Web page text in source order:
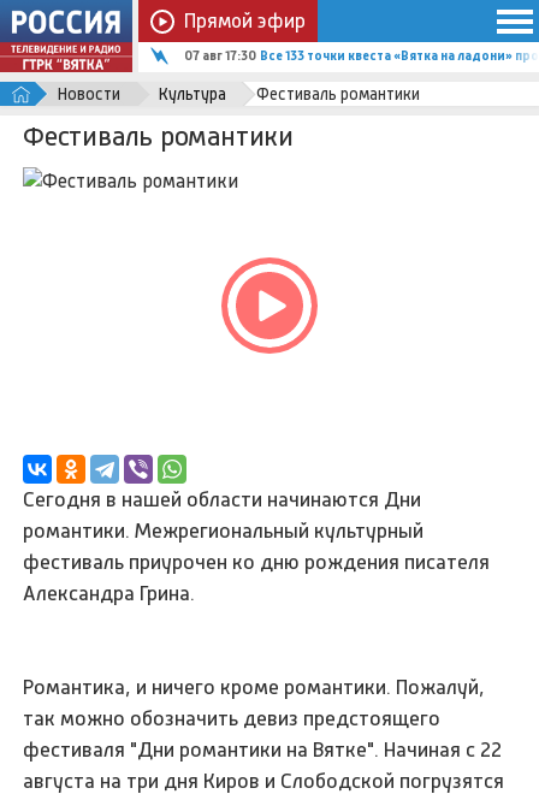
Прямой эфир
07 авг 17:30 Все 133 точки квеста «Вятка на ладони»
Новости Культура Фестиваль романтики
Фестиваль романтики
Сегодня в нашей области начинаются Дни
романтики. Межрегиональный культурный
фестиваль приурочен ко дню рождения писателя
Александра Грина.
Романтика, и ничего кроме романтики. Пожалуй,
так можно обозначить девиз предстоящего
фестиваля "Дни романтики на Вятке". Начиная с 22
августа на три дня Киров и Слободской погрузятся